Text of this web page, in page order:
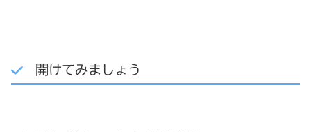
開けてみましょう